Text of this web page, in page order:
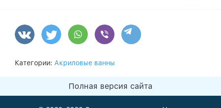
Категории: Акриловые ванны
Полная версия сайта